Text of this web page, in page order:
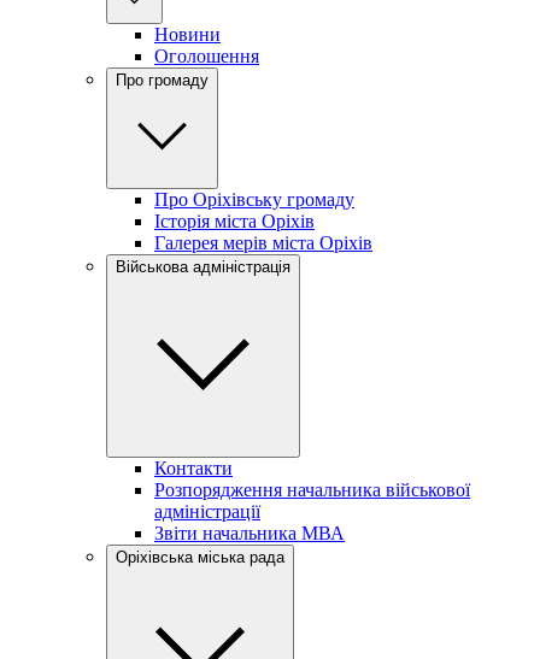
Новини
Оголошення
Про громаду
Про Оріхівську громаду
Історія міста Оріхів
Галерея мерів міста Оріхів
Військова адміністрація
Контакти
Розпорядження начальника військової
адміністрації
Звіти начальника МВА
Оріхівська міська рада